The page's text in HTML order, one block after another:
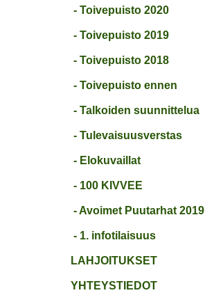
- Toivepuisto 2020
- Toivepuisto 2019
- Toivepuisto 2018
- Toivepuisto ennen
- Talkoiden suunnittelua
- Tulevaisuusverstas
- Elokuvaillat
- 100 KIVVEE
- Avoimet Puutarhat 2019
- 1. infotilaisuus
LAHJOITUKSET
YHTEYSTIEDOT